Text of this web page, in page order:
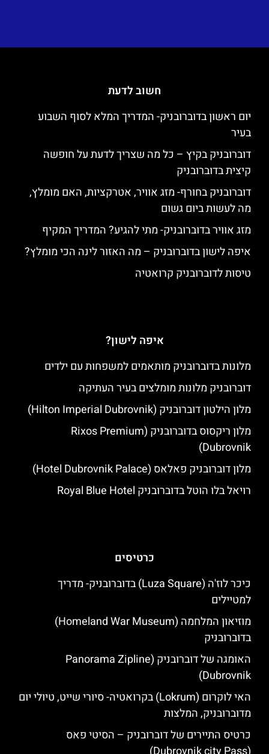
חשוב לדעת
יום ראשון בדוברובניק- המדריך המלא לסוף השבוע
בעיר
דוברובניק בקיץ – כל מה שצריך לדעת על חופשה
קיצית בדוברובניק
דוברובניק בחורף- מזג אוויר, אטרקציות, האם מומלץ,
מה לעשות ביום גשום
מזג אוויר בדוברובניק- מתי להגיע? המדריך המקיף
איפה לישון בדוברובניק – מה האזור לינה הכי מומלץ?
טיסות לדוברובניק קרואטיה
איפה לישון?
מלונות בדוברובניק מותאמים למשפחות עם ילדים
דוברובניק מלונות מומלצים בעיר העתיקה
מלון הילטון דוברובניק (Hilton Imperial Dubrovnik)
מלון ריקסוס בדוברובניק (Rixos Premium
Dubrovnik)
מלון דוברובניק פאלאס (Hotel Dubrovnik Palace)
רויאל בלו הוטל בדוברובניק Royal Blue Hotel
כרטיסים
כיכר לוז'ה (Luza Square) בדוברובניק- מדריך
למטיילים
מוזיאון המלחמה (Homeland War Museum)
בדוברובניק
האומגה של דוברובניק (Panorama Zipline
Dubrovnik)
האי לוקרום (Lokrum) בקרואטיה- סיורי שייט, טיולי יום
מדוברובניק, המלצות
כרטיס התיירים של דוברובניק – הסיטי פאס